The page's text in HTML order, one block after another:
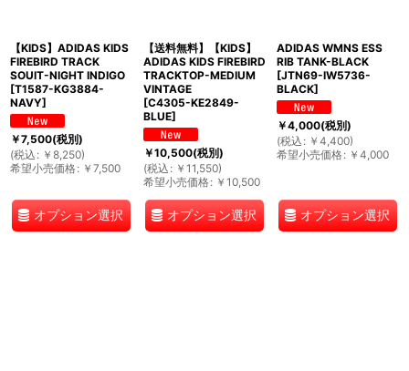
【KIDS】ADIDAS KIDS
FIREBIRD TRACK
SOUIT-NIGHT INDIGO
[T1587-KG3884-
NAVY]
￥7,500(税別)
(税込 : ￥ 8,250)
希望小売価格: ￥ 7,500
オプション選択
【送料無料】【KIDS】
ADIDAS KIDS FIREBIRD
TRACKTOP-MEDIUM
VINTAGE
[C4305-KE2849-
BLUE]
￥10,500(税別)
(税込 : ￥ 11,550)
希望小売価格: ￥ 10,500
オプション選択
ADIDAS WMNS ESS
RIB TANK-BLACK
[JTN69-IW5736-
BLACK]
￥4,000(税別)
(税込 : ￥ 4,400)
希望小売価格: ￥ 4,000
オプション選択